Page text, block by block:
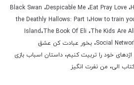
Black Swan ،Despicable Me ،Eat Pray Love ،
the Deathly Hallows: Part 1،How to train
Island،The Book Of Eli ،The Kids Are
Social، بخور عبادت کن عشق
خود را تربیت کنیم، داستان اسباب بازی
الی، من نفرت انگیز